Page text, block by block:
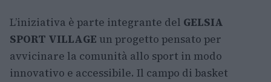
L’iniziativa è parte integrante del GELSIA
SPORT VILLAGE un progetto pensato per
avvicinare la comunità allo sport in modo
innovativo e accessibile. Il campo di basket